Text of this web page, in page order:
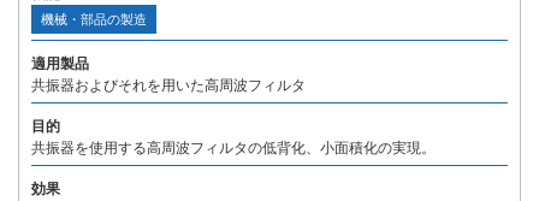
機械・部品の製造
適用製品
共振器およびそれを用いた高周波フィルタ
目的
共振器を使用する高周波フィルタの低背化、小面積化の実現。
効果